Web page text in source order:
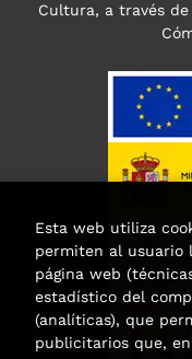
Cultura, a través
Esta web utiliza
permiten al usuario
página web
estadístico del
(analíticas), que
publicitarios que,